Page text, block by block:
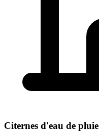
Citernes d'eau de pluie